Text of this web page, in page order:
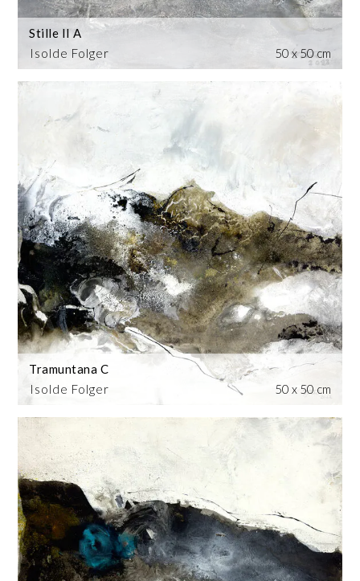
Isolde Folger
Stille II A
50 x 50 cm
Isolde Folger
Tramuntana C
50 x 50 cm